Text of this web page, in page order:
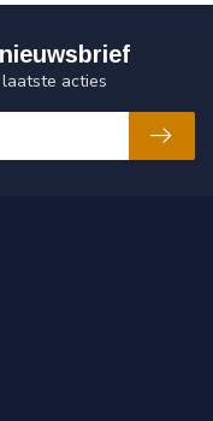
acties